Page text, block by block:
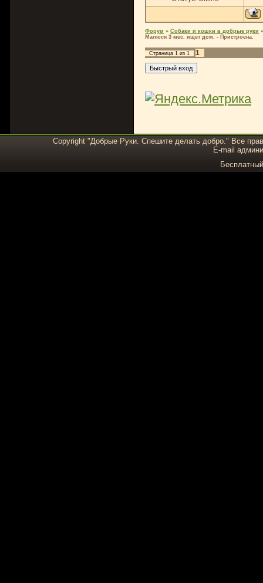
Форум » Собаки и кошки в добрые руки »
Малюся 3 мес. ищет дом. - Пристроена.
Страница 1 из 1 1
Copyright "Добрые Руки. Спешите делать добро." Все
E-mail